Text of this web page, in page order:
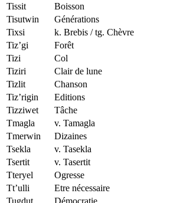
Tissit
Boisson
Tisutwin
Générations
Tixsi
k. Brebis / tg. Chèvre
Tiz’gi
Forêt
Tizi
Col
Tiziri
Clair de lune
Tizlit
Chanson
Tiz’rigin
Editions
Tizziwet
Tâche
Tmagla
v. Tamagla
Tmerwin
Dizaines
Tsekla
v. Tasekla
Tsertit
v. Tasertit
Tteryel
Ogresse
Tt’ulli
Etre nécessaire
Tugdut
Démocratie